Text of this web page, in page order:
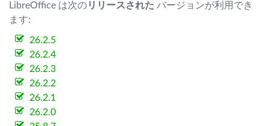
LibreOffice は次のリリースされた バージョンが利用でき
ます:
26.2.5
26.2.4
26.2.3
26.2.2
26.2.1
26.2.0